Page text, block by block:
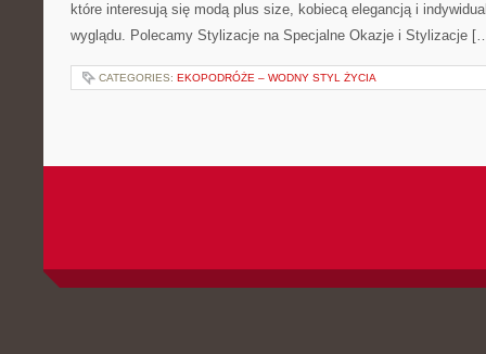
które interesują się modą plus size, kobiecą elegancją i
wyglądu. Polecamy Stylizacje na Specjalne Okazje i Stylizacje
CATEGORIES: EKOPODRÓŻE – WODNY STYL ŻYCIA